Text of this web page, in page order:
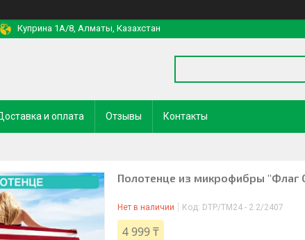
Куприна 1A/8, Алматы, Казахстан
и оплата Отзывы Контакты
Полотенце из микрофибры "Флаг
Нет в наличии Код: DTP/TM24 - 2.2/2407
4 999 ₸